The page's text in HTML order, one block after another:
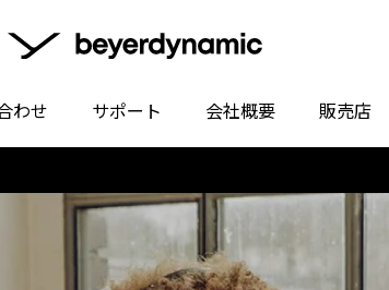
わせ サポート 会社概要 販売店